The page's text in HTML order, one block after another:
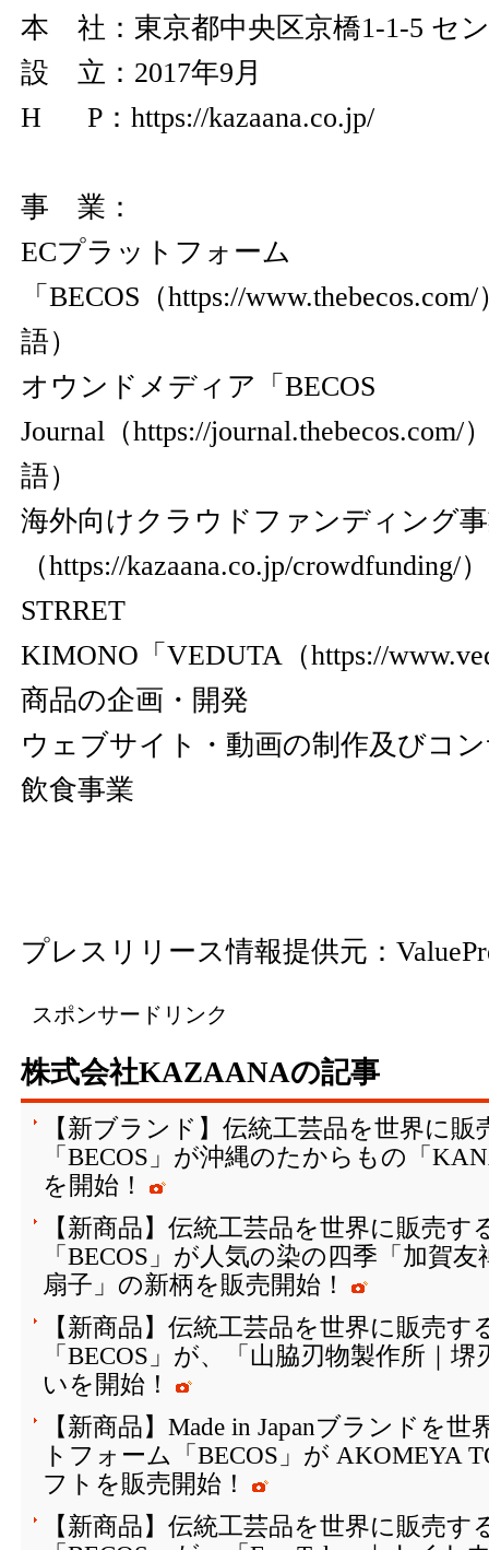
本 社：東京都中央区京橋1-1-5 セ
設 立：2017年9月
H P： https://kazaana.co.jp/
事 業：
ECプラットフォーム
「BECOS（https://www.thebecos.com/
語）
オウンドメディア「BECOS
Journal（https://journal.thebecos.com/
語）
海外向けクラウドファンディング
（https://kazaana.co.jp/crowdfunding/）
STRRET
KIMONO「VEDUTA（https://
商品の企画・開発
ウェブサイト・動画の制作及びコ
飲食事業
プレスリリース情報提供元：
スポンサードリンク
株式会社KAZAANAの記事
【新ブランド】伝統工芸品を世界に販
「BECOS」が沖縄のたからもの「
を開始！
【新商品】伝統工芸品を世界に販売す
「BECOS」が人気の染の四季「加賀
扇子」の新柄を販売開始！
【新商品】伝統工芸品を世界に販売す
「BECOS」が、「山脇刃物製作所｜
いを開始！
【新商品】Made in Japanブランドを
トフォーム「BECOS」が AKOMEYA
フトを販売開始！
【新商品】伝統工芸品を世界に販売す